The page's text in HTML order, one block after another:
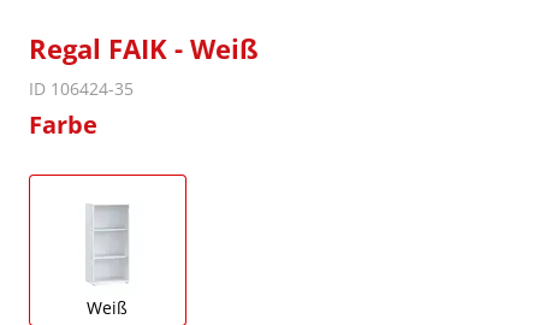
Regal FAIK - Weiß
ID 106424-35
Farbe
Weiß